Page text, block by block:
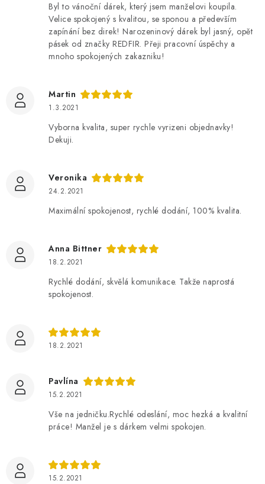
Byl to vánoční dárek, který jsem manželovi koupila.
Velice spokojený s kvalitou, se sponou a především
zapínání bez direk! Narozeninový dárek byl jasný, opět
pásek od značky REDFIR. Přeji pracovní úspěchy a
mnoho spokojených zakazniku!
Martin
1.3.2021
Vyborna kvalita, super rychle vyrizeni objednavky!
Dekuji.
Veronika
24.2.2021
Maximální spokojenost, rychlé dodání, 100% kvalita.
Anna Bittner
18.2.2021
Rychlé dodání, skvělá komunikace. Takže naprostá
spokojenost.
18.2.2021
Pavlína
15.2.2021
Vše na jedničku.Rychlé odeslání, moc hezká a kvalitní
práce! Manžel je s dárkem velmi spokojen.
15.2.2021